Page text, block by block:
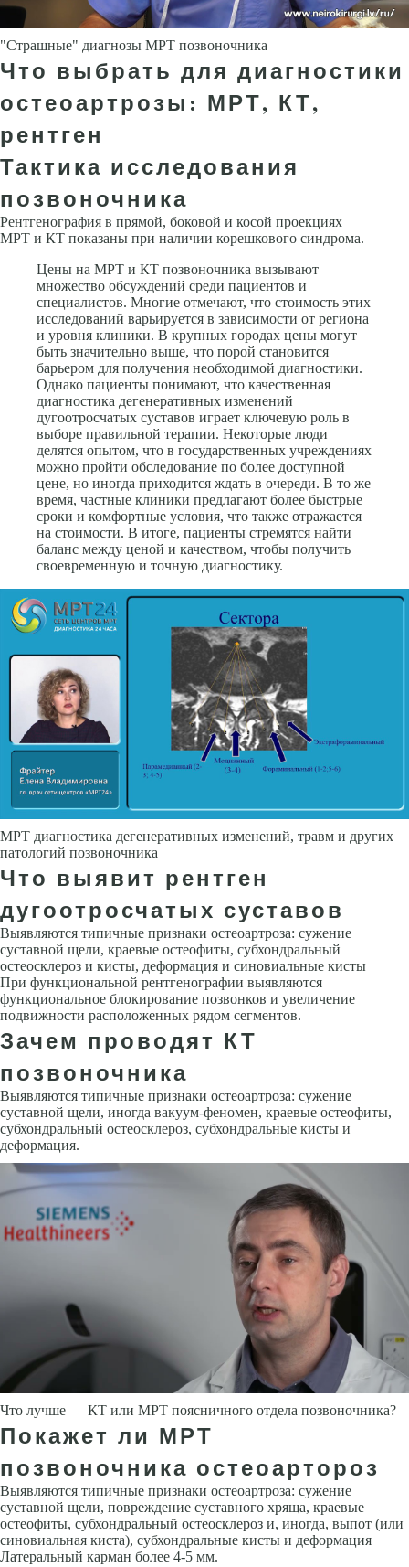
"Страшные" диагнозы МРТ позвоночника
Что выбрать для диагностики
остеоартрозы: МРТ, КТ,
рентген
Тактика исследования
позвоночника
Рентгенография в прямой, боковой и косой проекциях
МРТ и КТ показаны при наличии корешкового синдрома.
Цены на МРТ и КТ позвоночника вызывают
множество обсуждений среди пациентов и
специалистов. Многие отмечают, что стоимость этих
исследований варьируется в зависимости от региона
и уровня клиники. В крупных городах цены могут
быть значительно выше, что порой становится
барьером для получения необходимой диагностики.
Однако пациенты понимают, что качественная
диагностика дегенеративных изменений
дугоотросчатых суставов играет ключевую роль в
выборе правильной терапии. Некоторые люди
делятся опытом, что в государственных учреждениях
можно пройти обследование по более доступной
цене, но иногда приходится ждать в очереди. В то же
время, частные клиники предлагают более быстрые
сроки и комфортные условия, что также отражается
на стоимости. В итоге, пациенты стремятся найти
баланс между ценой и качеством, чтобы получить
своевременную и точную диагностику.
МРТ диагностика дегенеративных изменений, травм и других
патологий позвоночника
Что выявит рентген
дугоотросчатых суставов
Выявляются типичные признаки остеоартроза: сужение
суставной щели, краевые остеофиты, субхондральный
остеосклероз и кисты, деформация и синовиальные кисты
При функциональной рентгенографии выявляются
функциональное блокирование позвонков и увеличение
подвижности расположенных рядом сегментов.
Зачем проводят КТ
позвоночника
Выявляются типичные признаки остеоартроза: сужение
суставной щели, иногда вакуум-феномен, краевые остеофиты,
субхондральный остеосклероз, субхондральные кисты и
деформация.
Что лучше — КТ или МРТ поясничного отдела позвоночника?
Покажет ли МРТ
позвоночника остеоартороз
Выявляются типичные признаки остеоартроза: сужение
суставной щели, повреждение суставного хряща, краевые
остеофиты, субхондральный остеосклероз и, иногда, выпот (или
синовиальная киста), субхондральные кисты и деформация
Латеральный карман более 4-5 мм.